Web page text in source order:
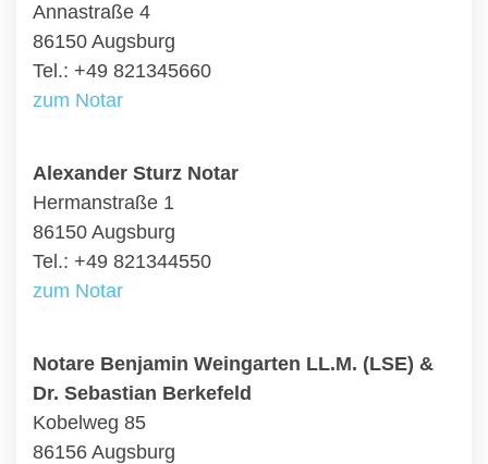
Annastraße 4
86150 Augsburg
Tel.: +49 821345660
zum Notar
Alexander Sturz Notar
Hermanstraße 1
86150 Augsburg
Tel.: +49 821344550
zum Notar
Notare Benjamin Weingarten LL.M. (LSE) &
Dr. Sebastian Berkefeld
Kobelweg 85
86156 Augsburg